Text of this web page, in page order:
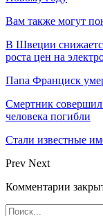
Вам также могут
В Швеции
роста цен на
Папа Франциск
Смертник совершил
человека погибли
Стали известные
Prev Next
Комментарии